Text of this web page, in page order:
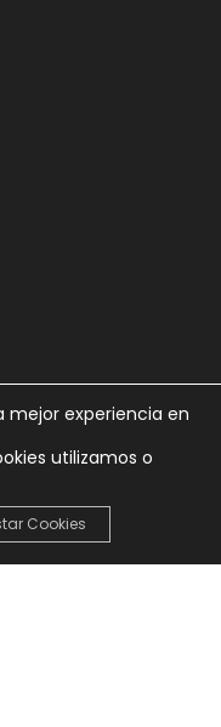
mejor experiencia en
utilizamos o
Cookies